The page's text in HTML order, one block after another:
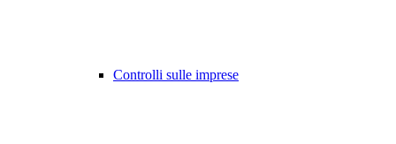
Controlli sulle imprese